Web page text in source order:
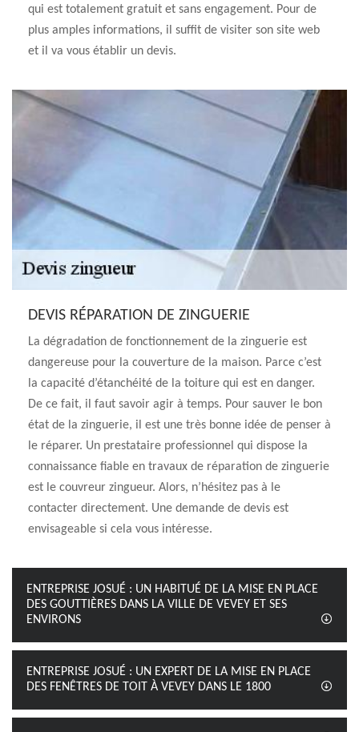
qui est totalement gratuit et sans engagement. Pour de
plus amples informations, il suffit de visiter son site web
et il va vous établir un devis.
DEVIS RÉPARATION DE ZINGUERIE
La dégradation de fonctionnement de la zinguerie est
dangereuse pour la couverture de la maison. Parce c’est
la capacité d’étanchéité de la toiture qui est en danger.
De ce fait, il faut savoir agir à temps. Pour sauver le bon
état de la zinguerie, il est une très bonne idée de penser à
le réparer. Un prestataire professionnel qui dispose la
connaissance fiable en travaux de réparation de zinguerie
est le couvreur zingueur. Alors, n’hésitez pas à le
contacter directement. Une demande de devis est
envisageable si cela vous intéresse.
ENTREPRISE JOSUÉ : UN HABITUÉ DE LA MISE EN PLACE
DES GOUTTIÈRES DANS LA VILLE DE VEVEY ET SES
ENVIRONS
ENTREPRISE JOSUÉ : UN EXPERT DE LA MISE EN PLACE
DES FENÊTRES DE TOIT À VEVEY DANS LE 1800